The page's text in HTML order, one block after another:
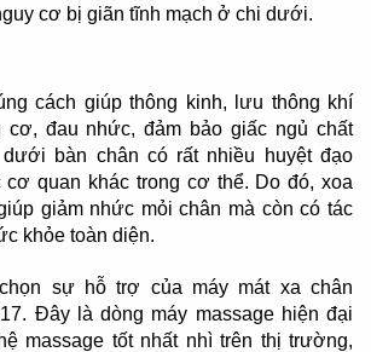
cơ bị giãn tĩnh mạch ở chi dưới.
cách giúp thông kinh, lưu thông khí
cơ, đau nhức, đảm bảo giấc ngủ chất
bàn chân có rất nhiều huyệt đạo
quan khác trong cơ thể. Do đó, xoa
giảm nhức mỏi chân mà còn có tác
khỏe toàn diện.
sự hỗ trợ của máy mát xa chân
Đây là dòng máy massage hiện đại
massage tốt nhất nhì trên thị trường,